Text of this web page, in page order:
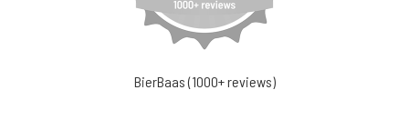
BierBaas (1000+ reviews)